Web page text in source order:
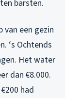
barsten.
van een gezin
‘s Ochtends
Het water
dan €8.000.
had